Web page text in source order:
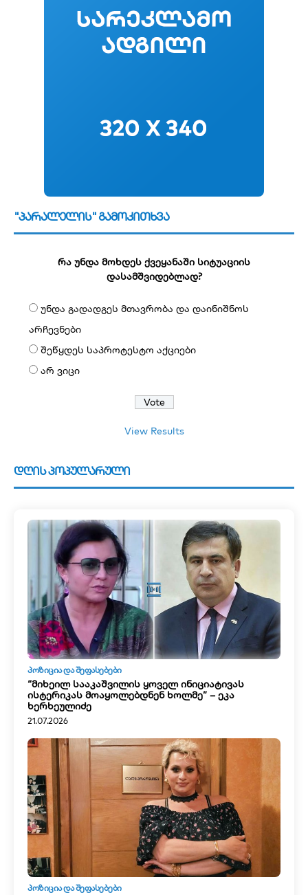
"პარალელის" გამოკითხვა
რა უნდა მოხდეს ქვეყანაში სიტუაციის
დასამშვიდებლად?
უნდა გადადგეს მთავრობა და დაინიშნოს
არჩევნები
შეწყდეს საპროტესტო აქციები
არ ვიცი
View Results
დღის პოპულარული
ᲞᲝᲖᲘᲪᲘᲐ ᲓᲐ ᲨᲔᲤᲐᲡᲔᲑᲔᲑᲘ
“მიხეილ სააკაშვილის ყოველ ინიციატივას
ისტერიკას მოაყოლებდნენ ხოლმე” – ეკა
ხერხეულიძე
21.07.2026
ᲞᲝᲖᲘᲪᲘᲐ ᲓᲐ ᲨᲔᲤᲐᲡᲔᲑᲔᲑᲘ